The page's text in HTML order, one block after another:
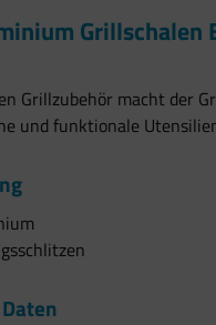
Grillschalen
Grillzubehör macht der
und funktionale